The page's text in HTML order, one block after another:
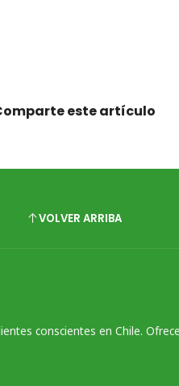
este artículo
VOLVER ARRIBA
conscientes en Chile.